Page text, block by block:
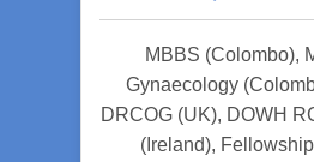
MBBS (Colombo),
Gynaecology
DRCOG (UK), DOWH
(Ireland),